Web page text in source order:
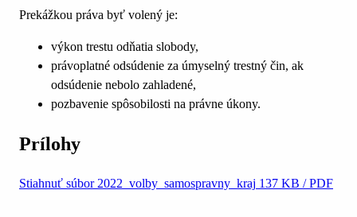
Prekážkou práva byť volený je:
výkon trestu odňatia slobody,
právoplatné odsúdenie za úmyselný trestný čin, ak
odsúdenie nebolo zahladené,
pozbavenie spôsobilosti na právne úkony.
Prílohy
Stiahnuť súbor 2022_volby_samospravny_kraj 137 KB / PDF